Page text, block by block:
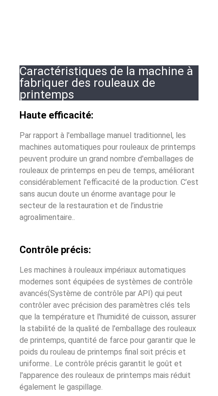
Caractéristiques de la machine à
fabriquer des rouleaux de
printemps
Haute efficacité:
Par rapport à l'emballage manuel traditionnel, les
machines automatiques pour rouleaux de printemps
peuvent produire un grand nombre d'emballages de
rouleaux de printemps en peu de temps, améliorant
considérablement l'efficacité de la production. C’est
sans aucun doute un énorme avantage pour le
secteur de la restauration et de l’industrie
agroalimentaire..
Contrôle précis:
Les machines à rouleaux impériaux automatiques
modernes sont équipées de systèmes de contrôle
avancés(Système de contrôle par API) qui peut
contrôler avec précision des paramètres clés tels
que la température et l'humidité de cuisson, assurer
la stabilité de la qualité de l'emballage des rouleaux
de printemps, quantité de farce pour garantir que le
poids du rouleau de printemps final soit précis et
uniforme.. Le contrôle précis garantit le goût et
l'apparence des rouleaux de printemps mais réduit
également le gaspillage.